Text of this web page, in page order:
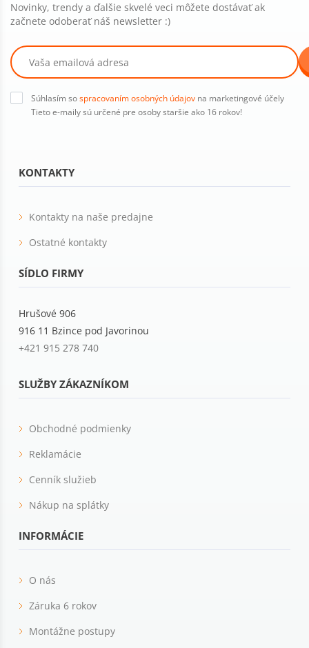
KONTAKTY
Kontakty na naše predajne
Ostatné kontakty
SÍDLO FIRMY
Hrušové 906
916 11 Bzince pod Javorinou
+421 915 278 740
SLUŽBY ZÁKAZNÍKOM
Obchodné podmienky
Reklamácie
Cenník služieb
Nákup na splátky
INFORMÁCIE
O nás
Záruka 6 rokov
Montážne postupy
Novinky, trendy a ďalšie skvelé veci môžete dostávať ak
začnete odoberať náš newsletter :)
Súhlasím sospracovaním osobných údajov na marketingové účely
Tieto e-maily sú určené pre osoby staršie ako 16 rokov!